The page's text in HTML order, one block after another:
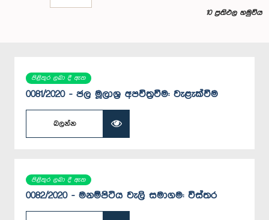
10 ප්‍රතිඵල හමුවිය
පිළිතුර ලබා දී ඇත
0081/2020 - ජල මූලාශ්‍ර අපවිත්‍රවීම: වැළැක්වීම
බලන්න
පිළිතුර ලබා දී ඇත
0082/2020 - මනම්පිටිය වැලි සමාගම: විස්තර